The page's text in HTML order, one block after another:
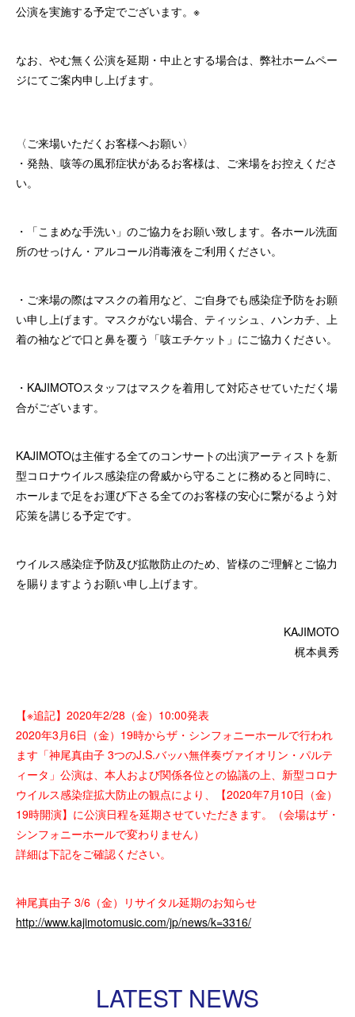
公演を実施する予定でございます。※
なお、やむ無く公演を延期・中止とする場合は、弊社ホームペー
ジにてご案内申し上げます。
〈ご来場いただくお客様へお願い〉
・発熱、咳等の風邪症状があるお客様は、ご来場をお控えくださ
い。
・「こまめな手洗い」のご協力をお願い致します。各ホール洗面
所のせっけん・アルコール消毒液をご利用ください。
・ご来場の際はマスクの着用など、ご自身でも感染症予防をお願
い申し上げます。マスクがない場合、ティッシュ、ハンカチ、上
着の袖などで口と鼻を覆う「咳エチケット」にご協力ください。
・KAJIMOTOスタッフはマスクを着用して対応させていただく場
合がございます。
KAJIMOTOは主催する全てのコンサートの出演アーティストを新
型コロナウイルス感染症の脅威から守ることに務めると同時に、
ホールまで足をお運び下さる全てのお客様の安心に繋がるよう対
応策を講じる予定です。
ウイルス感染症予防及び拡散防止のため、皆様のご理解とご協力
を賜りますようお願い申し上げます。
KAJIMOTO
梶本眞秀
【※追記】2020年2/28（金）10:00発表
2020年3月6日（金）19時からザ・シンフォニーホールで行われ
ます「神尾真由子 3つのJ.S.バッハ無伴奏ヴァイオリン・パルテ
ィータ」公演は、本人および関係各位との協議の上、新型コロナ
ウイルス感染症拡大防止の観点により、【2020年7月10日（金）
19時開演】に公演日程を延期させていただきます。（会場はザ・
シンフォニーホールで変わりません）
詳細は下記をご確認ください。
神尾真由子 3/6（金）リサイタル延期のお知らせ
http://www.kajimotomusic.com/jp/news/k=3316/
LATEST NEWS